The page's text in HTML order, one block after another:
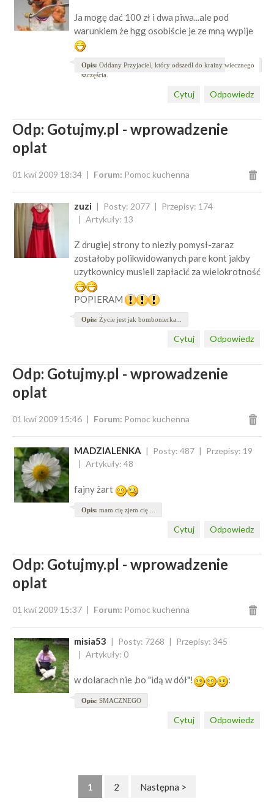
Ja mogę dać 100 zł i dwa piwa...ale pod
warunkiem że hgg osobiście je ze mną wypije
Opis: Oddany Przyjaciel, który odszedł do krainy wiecznego
szczęścia.
Odpowiedz
Cytuj
Odp: Gotujmy.pl - wprowadzenie
oplat
01 kwi 2009 18:34 Forum: Pomoc kuchenna
zuzi Posty: 2077
Przepisy: 174
Artykuły: 13
Z drugiej strony to niezły pomysł-zaraz
zostałoby polikwidowanych pare kont jakby
uzytkownicy musieli zapłacić za wielokrotność
POPIERAM
Opis: Życie jest jak bombonierka...
Odpowiedz
Cytuj
Odp: Gotujmy.pl - wprowadzenie
oplat
01 kwi 2009 15:46 Forum: Pomoc kuchenna
MADZIALENKA Posty: 487
Przepisy: 19
Artykuły: 48
fajny żart
Opis: mam cię zjem cię ...
Odpowiedz
Cytuj
Odp: Gotujmy.pl - wprowadzenie
oplat
01 kwi 2009 15:37 Forum: Pomoc kuchenna
misia53 Posty: 7268
Przepisy: 345
Artykuły: 0
w dolarach nie ,bo "idą w dół"! :
Opis: SMACZNEGO
Odpowiedz
Cytuj
1 2 Następna >